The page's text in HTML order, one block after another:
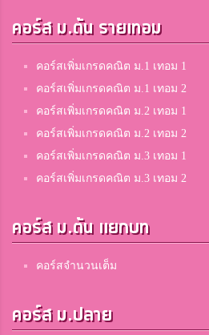
คอร์ส ม.ต้น รายเทอม
คอร์สเพิ่มเกรดคณิต ม.1 เทอม 1
คอร์สเพิ่มเกรดคณิต ม.1 เทอม 2
คอร์สเพิ่มเกรดคณิต ม.2 เทอม 1
คอร์สเพิ่มเกรดคณิต ม.2 เทอม 2
คอร์สเพิ่มเกรดคณิต ม.3 เทอม 1
คอร์สเพิ่มเกรดคณิต ม.3 เทอม 2
คอร์ส ม.ต้น แยกบท
คอร์สจำนวนเต็ม
คอร์ส ม.ปลาย